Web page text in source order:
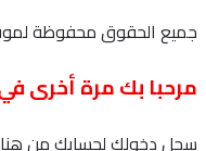
جميع الحقوق محفوظة لموقع
مرحبا بك مرة أخرى
سجل دخولك لحسابك من هنا